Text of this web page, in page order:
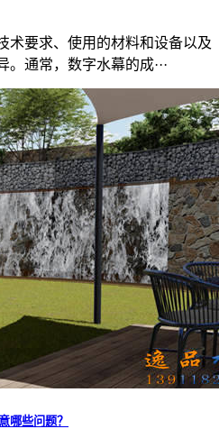
术要求、使用的材料和设备以及
通常，数字水幕的成···
哪些问题？